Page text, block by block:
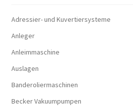
Adressier- und Kuvertiersysteme
Anleger
Anleimmaschine
Auslagen
Banderoliermaschinen
Becker Vakuumpumpen